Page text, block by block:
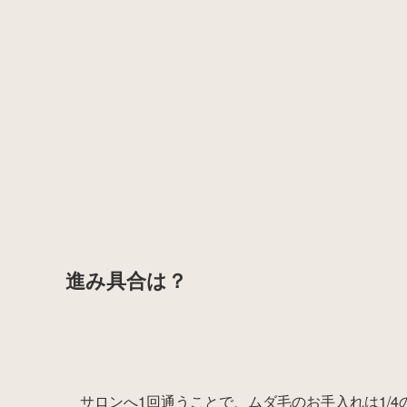
進み具合は？
サロンへ1回通うことで、ムダ毛のお手入れは1/4